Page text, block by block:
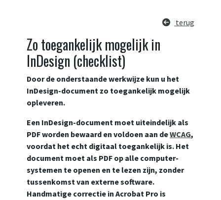
terug
Zo toegankelijk mogelijk in
InDesign (checklist)
Door de onderstaande werkwijze kun u het
InDesign-document zo toegankelijk mogelijk
opleveren.
Een InDesign-document moet uiteindelijk als
PDF worden bewaard en voldoen aan deWCAG(open
,
voordat het echt digitaal toegankelijk is. Het
document moet als PDF op alle computer-
systemen te openen en te lezen zijn, zonder
tussenkomst van externe software.
Handmatige correctie in Acrobat Pro is